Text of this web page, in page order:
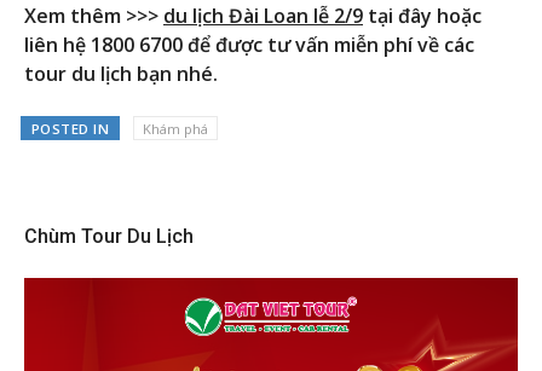
Xem thêm >>> du lịch Đài Loan lễ 2/9 tại đây hoặc
liên hệ 1800 6700 để được tư vấn miễn phí về các
tour du lịch bạn nhé.
POSTED IN Khám phá
Chùm Tour Du Lịch